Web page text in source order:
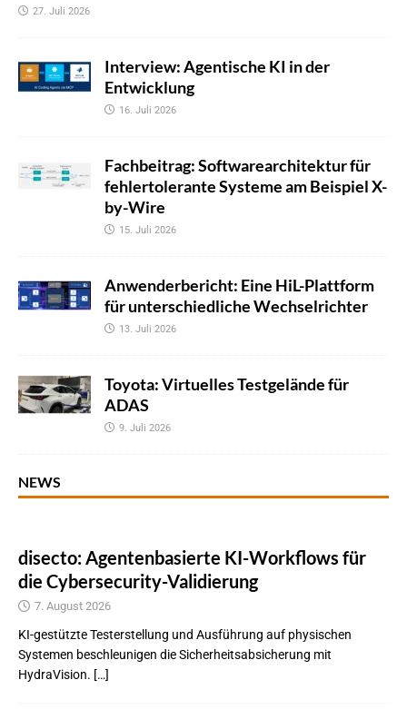
27. Juli 2026
Interview: Agentische KI in der
Entwicklung
16. Juli 2026
Fachbeitrag: Softwarearchitektur für
fehlertolerante Systeme am Beispiel X-
by-Wire
15. Juli 2026
Anwenderbericht: Eine HiL-Plattform
für unterschiedliche Wechselrichter
13. Juli 2026
Toyota: Virtuelles Testgelände für
ADAS
9. Juli 2026
NEWS
disecto: Agentenbasierte KI-Workflows für
die Cybersecurity-Validierung
7. August 2026
KI-gestützte Testerstellung und Ausführung auf physischen
Systemen beschleunigen die Sicherheitsabsicherung mit
HydraVision. […]